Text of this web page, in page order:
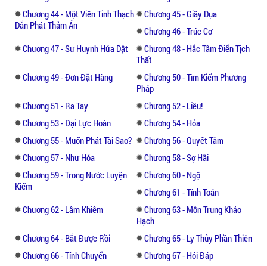
Chương 44 - Một Viên Tinh Thạch
Dẫn Phát Thảm Án
Chương 45 - Giãy Dụa
Chương 46 - Trúc Cơ
Chương 47 - Sư Huynh Hứa Dật
Chương 48 - Hắc Tâm Điển Tịch
Thất
Chương 49 - Đơn Đặt Hàng
Chương 50 - Tìm Kiếm Phương
Pháp
Chương 51 - Ra Tay
Chương 52 - Liều!
Chương 53 - Đại Lực Hoàn
Chương 54 - Hỏa
Chương 55 - Muốn Phát Tài Sao?
Chương 56 - Quyết Tâm
Chương 57 - Như Hỏa
Chương 58 - Sợ Hãi
Chương 59 - Trong Nước Luyện
Kiếm
Chương 60 - Ngộ
Chương 61 - Tính Toán
Chương 62 - Lâm Khiêm
Chương 63 - Môn Trung Khảo
Hạch
Chương 64 - Bắt Được Rồi
Chương 65 - Ly Thủy Phần Thiên
Chương 66 - Tỉnh Chuyển
Chương 67 - Hỏi Đáp